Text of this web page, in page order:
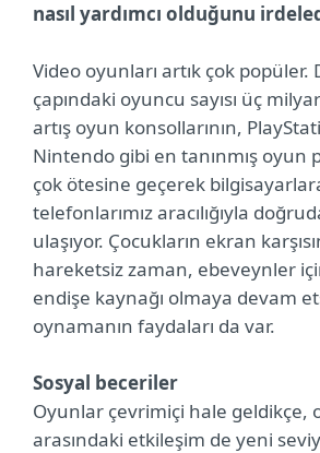
nasıl yardımcı olduğunu
Video oyunları artık çok popüler.
çapındaki oyuncu sayısı üç
artış oyun konsollarının,
Nintendo gibi en tanınmış oyun
çok ötesine geçerek
telefonlarımız aracılığıyla
ulaşıyor. Çocukların ekran
hareketsiz zaman, ebeveynler
endişe kaynağı olmaya devam
oynamanın faydaları da var.
Sosyal beceriler
Oyunlar çevrimiçi hale geldikçe,
arasındaki etkileşim de yeni